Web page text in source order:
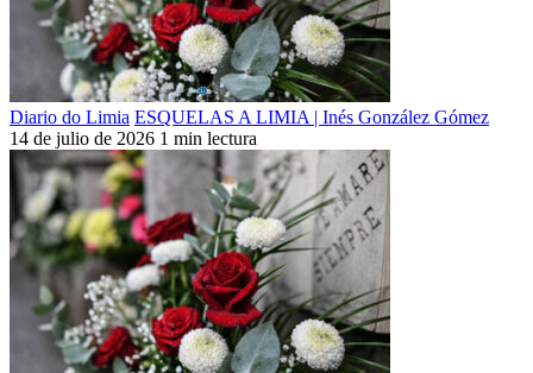
Diario do Limia ESQUELAS A LIMIA | Inés González Gómez
14 de julio de 2026 1 min lectura